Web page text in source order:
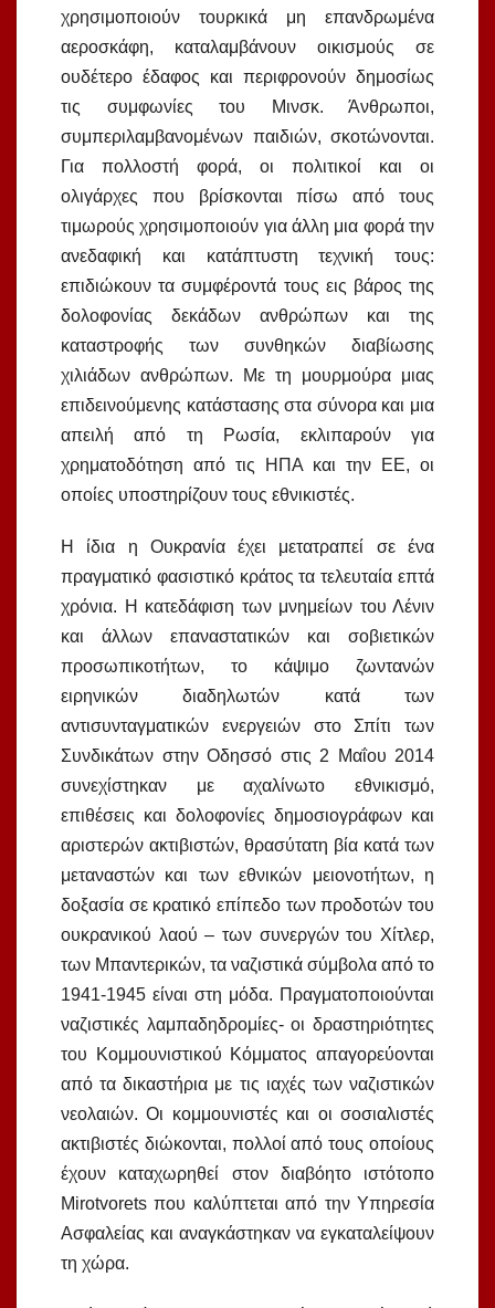
χρησιμοποιούν τουρκικά μη επανδρωμένα
αεροσκάφη, καταλαμβάνουν οικισμούς σε
ουδέτερο έδαφος και περιφρονούν δημοσίως
τις συμφωνίες του Μινσκ. Άνθρωποι,
συμπεριλαμβανομένων παιδιών, σκοτώνονται.
Για πολλοστή φορά, οι πολιτικοί και οι
ολιγάρχες που βρίσκονται πίσω από τους
τιμωρούς χρησιμοποιούν για άλλη μια φορά την
ανεδαφική και κατάπτυστη τεχνική τους:
επιδιώκουν τα συμφέροντά τους εις βάρος της
δολοφονίας δεκάδων ανθρώπων και της
καταστροφής των συνθηκών διαβίωσης
χιλιάδων ανθρώπων. Με τη μουρμούρα μιας
επιδεινούμενης κατάστασης στα σύνορα και μια
απειλή από τη Ρωσία, εκλιπαρούν για
χρηματοδότηση από τις ΗΠΑ και την ΕΕ, οι
οποίες υποστηρίζουν τους εθνικιστές.
Η ίδια η Ουκρανία έχει μετατραπεί σε ένα
πραγματικό φασιστικό κράτος τα τελευταία επτά
χρόνια. Η κατεδάφιση των μνημείων του Λένιν
και άλλων επαναστατικών και σοβιετικών
προσωπικοτήτων, το κάψιμο ζωντανών
ειρηνικών διαδηλωτών κατά των
αντισυνταγματικών ενεργειών στο Σπίτι των
Συνδικάτων στην Οδησσό στις 2 Μαΐου 2014
συνεχίστηκαν με αχαλίνωτο εθνικισμό,
επιθέσεις και δολοφονίες δημοσιογράφων και
αριστερών ακτιβιστών, θρασύτατη βία κατά των
μεταναστών και των εθνικών μειονοτήτων, η
δοξασία σε κρατικό επίπεδο των προδοτών του
ουκρανικού λαού – των συνεργών του Χίτλερ,
των Μπαντερικών, τα ναζιστικά σύμβολα από το
1941-1945 είναι στη μόδα. Πραγματοποιούνται
ναζιστικές λαμπαδηδρομίες- οι δραστηριότητες
του Κομμουνιστικού Κόμματος απαγορεύονται
από τα δικαστήρια με τις ιαχές των ναζιστικών
νεολαιών. Οι κομμουνιστές και οι σοσιαλιστές
ακτιβιστές διώκονται, πολλοί από τους οποίους
έχουν καταχωρηθεί στον διαβόητο ιστότοπο
Mirotvorets που καλύπτεται από την Υπηρεσία
Ασφαλείας και αναγκάστηκαν να εγκαταλείψουν
τη χώρα.